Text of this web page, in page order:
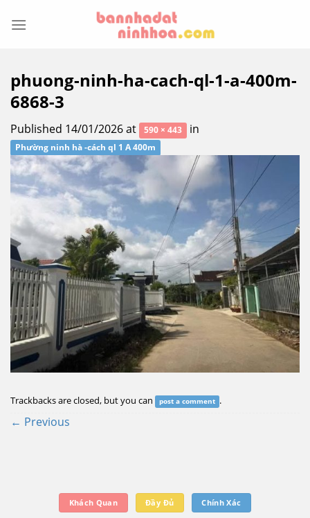
phuong-ninh-ha-cach-ql-1-a-400m-
6868-3
Published 14/01/2026at 590 × 443 in
Phường ninh hà -cách ql 1 A 400m
Trackbacks are closed, but you can post a comment .
← Previous
Khách Quan Đầy Đủ Chính Xác